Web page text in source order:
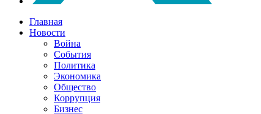
Главная
Новости
Война
События
Политика
Экономика
Общество
Коррупция
Бизнес